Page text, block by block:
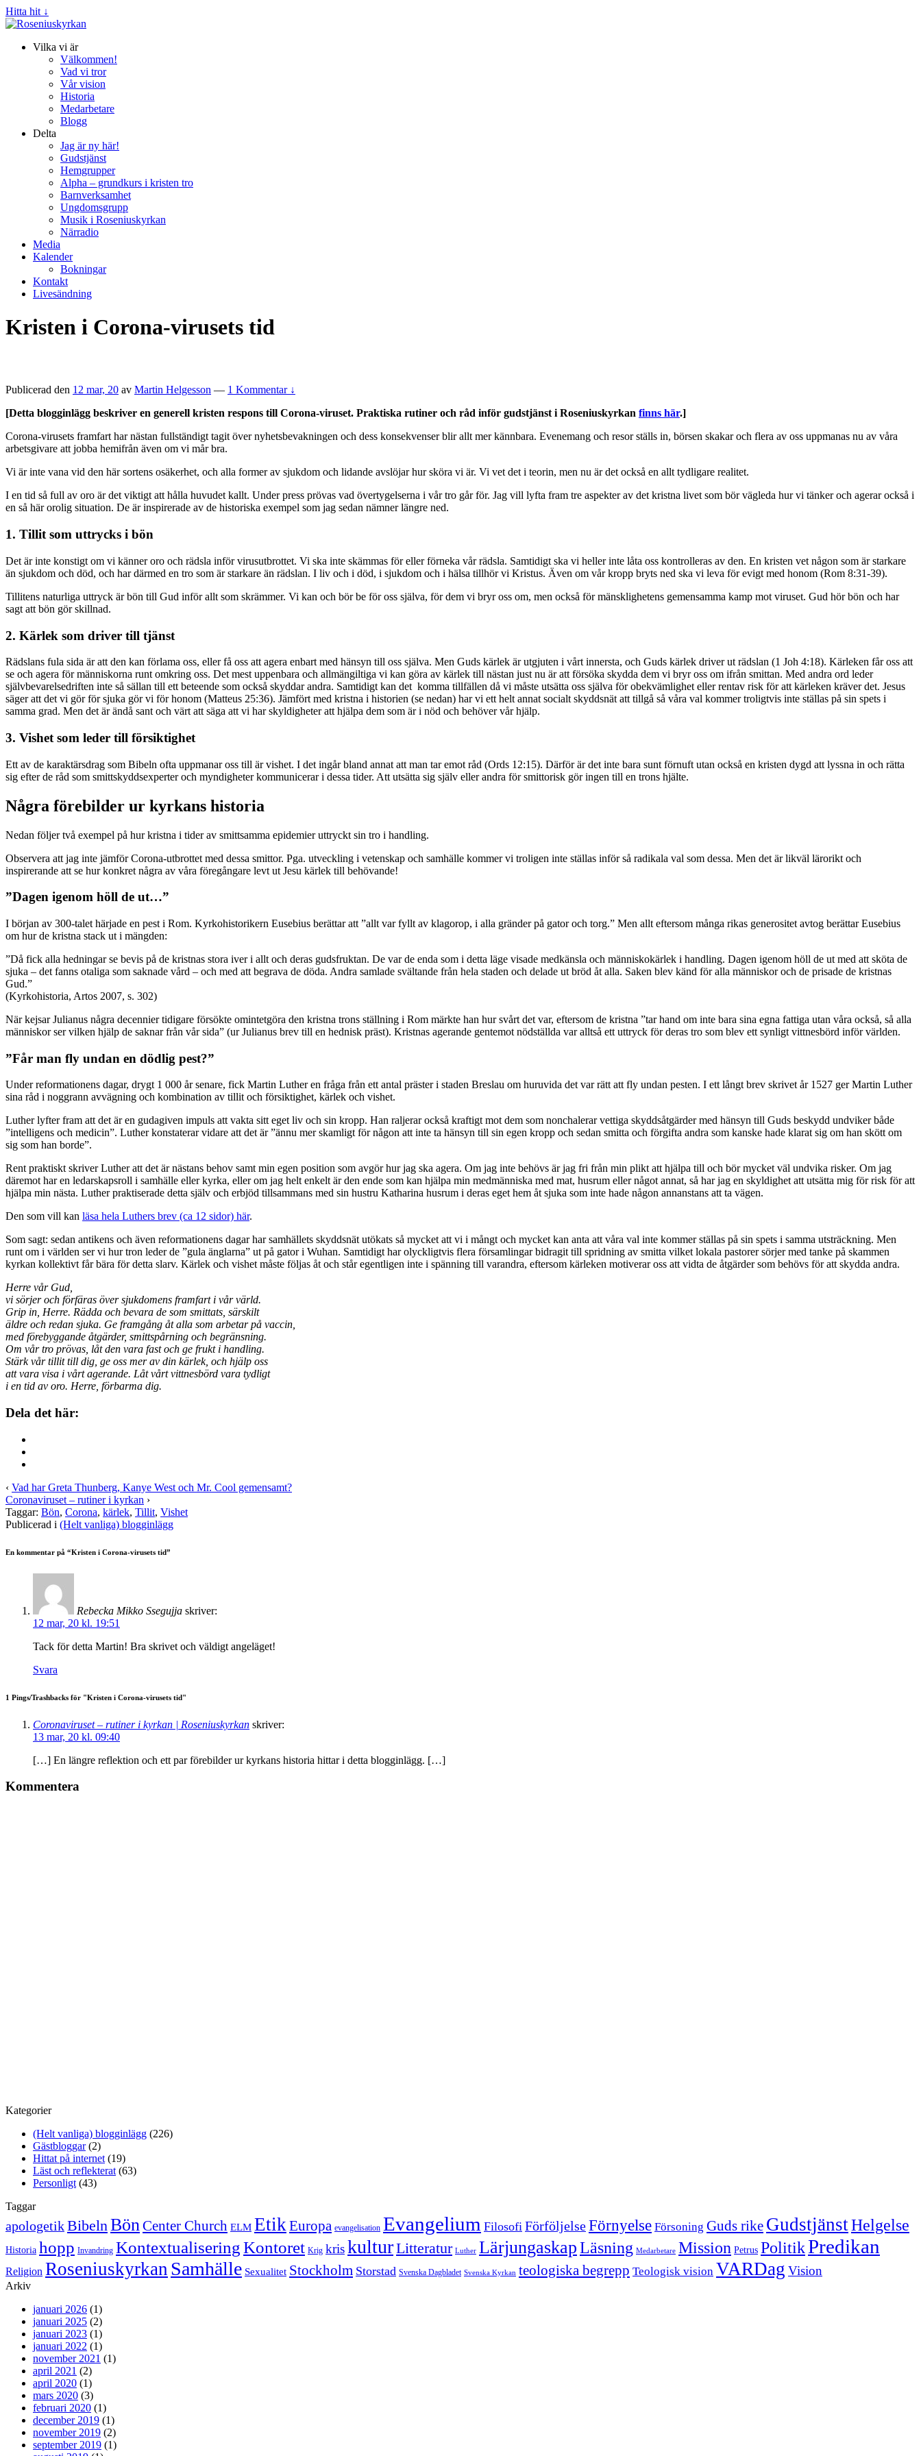
Hitta hit ↓
Vilka vi är
Välkommen!
Vad vi tror
Vår vision
Historia
Medarbetare
Blogg
Delta
Jag är ny här!
Gudstjänst
Hemgrupper
Alpha – grundkurs i kristen tro
Barnverksamhet
Ungdomsgrupp
Musik i Roseniuskyrkan
Närradio
Media
Kalender
Bokningar
Kontakt
Livesändning
Kristen i Corona-virusets tid
Publicerad den 12 mar, 20 av Martin Helgesson — 1 Kommentar ↓
[Detta blogginlägg beskriver en generell kristen respons till Corona-viruset. Praktiska rutiner och råd inför gudstjänst i Roseniuskyrkan finns här.]
Corona-virusets framfart har nästan fullständigt tagit över nyhetsbevakningen och dess konsekvenser blir allt mer kännbara. Evenemang och resor ställs in, börsen skakar och flera av oss uppmanas nu av våra
arbetsgivare att jobba hemifrån även om vi mår bra.
Vi är inte vana vid den här sortens osäkerhet, och alla former av sjukdom och lidande avslöjar hur sköra vi är. Vi vet det i teorin, men nu är det också en allt tydligare realitet.
I en tid så full av oro är det viktigt att hålla huvudet kallt. Under press prövas vad övertygelserna i vår tro går för. Jag vill lyfta fram tre aspekter av det kristna livet som bör vägleda hur vi tänker och agerar också i
en så här orolig situation. De är inspirerade av de historiska exempel som jag sedan nämner längre ned.
1. Tillit som uttrycks i bön
Det är inte konstigt om vi känner oro och rädsla inför virusutbrottet. Vi ska inte skämmas för eller förneka vår rädsla. Samtidigt ska vi heller inte låta oss kontrolleras av den. En kristen vet någon som är starkare
än sjukdom och död, och har därmed en tro som är starkare än rädslan. I liv och i död, i sjukdom och i hälsa tillhör vi Kristus. Även om vår kropp bryts ned ska vi leva för evigt med honom (Rom 8:31-39).
Tillitens naturliga uttryck är bön till Gud inför allt som skrämmer. Vi kan och bör be för oss själva, för dem vi bryr oss om, men också för mänsklighetens gemensamma kamp mot viruset. Gud hör bön och har
sagt att bön gör skillnad.
2. Kärlek som driver till tjänst
Rädslans fula sida är att den kan förlama oss, eller få oss att agera enbart med hänsyn till oss själva. Men Guds kärlek är utgjuten i vårt innersta, och Guds kärlek driver ut rädslan (1 Joh 4:18). Kärleken får oss att
se och agera för människorna runt omkring oss. Det mest uppenbara och allmängiltiga vi kan göra av kärlek till nästan just nu är att försöka skydda dem vi bryr oss om ifrån smittan. Med andra ord leder
självbevarelsedriften inte så sällan till ett beteende som också skyddar andra. Samtidigt kan det komma tillfällen då vi måste utsätta oss själva för obekvämlighet eller rentav risk för att kärleken kräver det. Jesus
säger att det vi gör för sjuka gör vi för honom (Matteus 25:36). Jämfört med kristna i historien (se nedan) har vi ett helt annat socialt skyddsnät att tillgå så våra val kommer troligtvis inte ställas på sin spets i
samma grad. Men det är ändå sant och värt att säga att vi har skyldigheter att hjälpa dem som är i nöd och behöver vår hjälp.
3. Vishet som leder till försiktighet
Ett av de karaktärsdrag som Bibeln ofta uppmanar oss till är vishet. I det ingår bland annat att man tar emot råd (Ords 12:15). Därför är det inte bara sunt förnuft utan också en kristen dygd att lyssna in och rätta
sig efter de råd som smittskyddsexperter och myndigheter kommunicerar i dessa tider. Att utsätta sig själv eller andra för smittorisk gör ingen till en trons hjälte.
Några förebilder ur kyrkans historia
Nedan följer två exempel på hur kristna i tider av smittsamma epidemier uttryckt sin tro i handling.
Observera att jag inte jämför Corona-utbrottet med dessa smittor. Pga. utveckling i vetenskap och samhälle kommer vi troligen inte ställas inför så radikala val som dessa. Men det är likväl lärorikt och
inspirerande att se hur konkret några av våra föregångare levt ut Jesu kärlek till behövande!
”Dagen igenom höll de ut…”
I början av 300-talet härjade en pest i Rom. Kyrkohistorikern Eusebius berättar att ”allt var fyllt av klagorop, i alla gränder på gator och torg.” Men allt eftersom många rikas generositet avtog berättar Eusebius
om hur de kristna stack ut i mängden:
”Då fick alla hedningar se bevis på de kristnas stora iver i allt och deras gudsfruktan. De var de enda som i detta läge visade medkänsla och människokärlek i handling. Dagen igenom höll de ut med att sköta de
sjuka – det fanns otaliga som saknade vård – och med att begrava de döda. Andra samlade svältande från hela staden och delade ut bröd åt alla. Saken blev känd för alla människor och de prisade de kristnas
Gud.”
(Kyrkohistoria, Artos 2007, s. 302)
När kejsar Julianus några decennier tidigare försökte omintetgöra den kristna trons ställning i Rom märkte han hur svårt det var, eftersom de kristna ”tar hand om inte bara sina egna fattiga utan våra också, så alla
människor ser vilken hjälp de saknar från vår sida” (ur Julianus brev till en hednisk präst). Kristnas agerande gentemot nödställda var alltså ett uttryck för deras tro som blev ett synligt vittnesbörd inför världen.
”Får man fly undan en dödlig pest?”
Under reformationens dagar, drygt 1 000 år senare, fick Martin Luther en fråga från ett antal präster i staden Breslau om huruvida det var rätt att fly undan pesten. I ett långt brev skrivet år 1527 ger Martin Luther
sina råd i noggrann avvägning och kombination av tillit och försiktighet, kärlek och vishet.
Luther lyfter fram att det är en gudagiven impuls att vakta sitt eget liv och sin kropp. Han raljerar också kraftigt mot dem som nonchalerar vettiga skyddsåtgärder med hänsyn till Guds beskydd undviker både
”intelligens och medicin”. Luther konstaterar vidare att det är ”ännu mer skamligt för någon att inte ta hänsyn till sin egen kropp och sedan smitta och förgifta andra som kanske hade klarat sig om han skött om
sig som han borde”.
Rent praktiskt skriver Luther att det är nästans behov samt min egen position som avgör hur jag ska agera. Om jag inte behövs är jag fri från min plikt att hjälpa till och bör mycket väl undvika risker. Om jag
däremot har en ledarskapsroll i samhälle eller kyrka, eller om jag helt enkelt är den ende som kan hjälpa min medmänniska med mat, husrum eller något annat, så har jag en skyldighet att utsätta mig för risk för att
hjälpa min nästa. Luther praktiserade detta själv och erbjöd tillsammans med sin hustru Katharina husrum i deras eget hem åt sjuka som inte hade någon annanstans att ta vägen.
Den som vill kan läsa hela Luthers brev (ca 12 sidor) här.
Som sagt: sedan antikens och även reformationens dagar har samhällets skyddsnät utökats så mycket att vi i mångt och mycket kan anta att våra val inte kommer ställas på sin spets i samma utsträckning. Men
runt om i världen ser vi hur tron leder de ”gula änglarna” ut på gator i Wuhan. Samtidigt har olyckligtvis flera församlingar bidragit till spridning av smitta vilket lokala pastorer sörjer med tanke på skammen
kyrkan kollektivt får bära för detta slarv. Kärlek och vishet måste följas åt och står egentligen inte i spänning till varandra, eftersom kärleken motiverar oss att vidta de åtgärder som behövs för att skydda andra.
Herre vår Gud,
vi sörjer och förfäras över sjukdomens framfart i vår värld.
Grip in, Herre. Rädda och bevara de som smittats, särskilt
äldre och redan sjuka. Ge framgång åt alla som arbetar på vaccin,
med förebyggande åtgärder, smittspårning och begränsning.
Om vår tro prövas, låt den vara fast och ge frukt i handling.
Stärk vår tillit till dig, ge oss mer av din kärlek, och hjälp oss
att vara visa i vårt agerande. Låt vårt vittnesbörd vara tydligt
i en tid av oro. Herre, förbarma dig.
Dela det här:
‹ Vad har Greta Thunberg, Kanye West och Mr. Cool gemensamt?
Coronaviruset – rutiner i kyrkan ›
Taggar: Bön, Corona, kärlek, Tillit, Vishet
Publicerad i (Helt vanliga) blogginlägg
En kommentar på “Kristen i Corona-virusets tid”
Rebecka Mikko Ssegujja skriver:
12 mar, 20 kl. 19:51
Tack för detta Martin! Bra skrivet och väldigt angeläget!
Svara
1 Pings/Trashbacks för "Kristen i Corona-virusets tid"
Coronaviruset – rutiner i kyrkan | Roseniuskyrkan skriver:
13 mar, 20 kl. 09:40
[…] En längre reflektion och ett par förebilder ur kyrkans historia hittar i detta blogginlägg. […]
Kommentera
Kategorier
(Helt vanliga) blogginlägg (226)
Gästbloggar(2)
Hittat på internet (19)
Läst och reflekterat (63)
Personligt (43)
Taggar
apologetikBibelnBönCenter Church ELM EtikEuropa evangelisation Evangelium Filosofi FörföljelseFörnyelse Försoning Guds rike GudstjänstHelgelse
Historia hopp Invandring KontextualiseringKontoret Krig kriskulturLitteratur Luther LärjungaskapLäsning Medarbetare Mission Petrus PolitikPredikan
Religion Roseniuskyrkan Samhälle Sexualitet Stockholm Storstad Svenska Dagbladet Svenska Kyrkan teologiska begrepp Teologisk vision VARDag Vision
Arkiv
januari 2026 (1)
januari 2025 (2)
januari 2023 (1)
januari 2022 (1)
november 2021 (1)
april 2021 (2)
april 2020 (1)
mars 2020 (3)
februari 2020 (1)
december 2019 (1)
november 2019 (2)
september 2019 (1)